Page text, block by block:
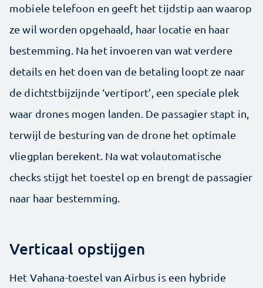
mobiele telefoon en geeft het tijdstip aan waarop
ze wil worden opgehaald, haar locatie en haar
bestemming. Na het invoeren van wat verdere
details en het doen van de betaling loopt ze naar
de dichtstbijzijnde ‘vertiport’, een speciale plek
waar drones mogen landen. De passagier stapt in,
terwijl de besturing van de drone het optimale
vliegplan berekent. Na wat volautomatische
checks stijgt het toestel op en brengt de passagier
naar haar bestemming.
Verticaal opstijgen
Het Vahana-toestel van Airbus is een hybride